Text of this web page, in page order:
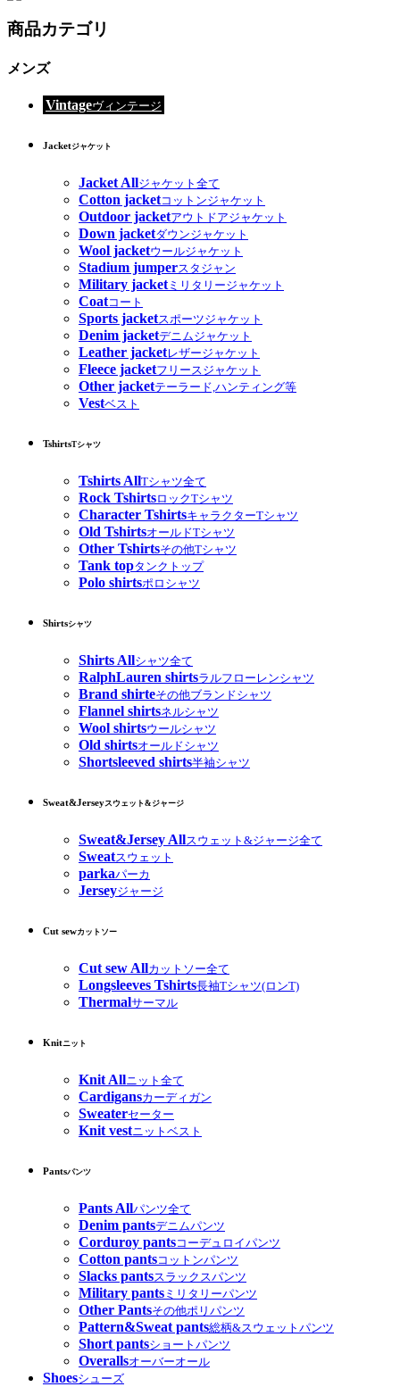
商品カテゴリ
メンズ
Vintageヴィンテージ
Jacketジャケット
Jacket Allジャケット全て
Cotton jacketコットンジャケット
Outdoor jacketアウトドアジャケット
Down jacketダウンジャケット
Wool jacketウールジャケット
Stadium jumperスタジャン
Military jacketミリタリージャケット
Coatコート
Sports jacketスポーツジャケット
Denim jacketデニムジャケット
Leather jacketレザージャケット
Fleece jacketフリースジャケット
Other jacketテーラード,ハンティング等
Vestベスト
TshirtsTシャツ
Tshirts AllTシャツ全て
Rock TshirtsロックTシャツ
Character TshirtsキャラクターTシャツ
Old TshirtsオールドTシャツ
Other Tshirtsその他Tシャツ
Tank topタンクトップ
Polo shirtsポロシャツ
Shirtsシャツ
Shirts Allシャツ全て
RalphLauren shirtsラルフローレンシャツ
Brand shirteその他ブランドシャツ
Flannel shirtsネルシャツ
Wool shirtsウールシャツ
Old shirtsオールドシャツ
Shortsleeved shirts半袖シャツ
Sweat&Jerseyスウェット&ジャージ
Sweat&Jersey Allスウェット&ジャージ全て
Sweatスウェット
parkaパーカ
Jerseyジャージ
Cut sewカットソー
Cut sew Allカットソー全て
Longsleeves Tshirts長袖Tシャツ(ロンT)
Thermalサーマル
Knitニット
Knit Allニット全て
Cardigansカーディガン
Sweaterセーター
Knit vestニットベスト
Pantsパンツ
Pants Allパンツ全て
Denim pantsデニムパンツ
Corduroy pantsコーデュロイパンツ
Cotton pantsコットンパンツ
Slacks pantsスラックスパンツ
Military pants ミリタリーパンツ
Other Pantsその他ポリパンツ
Pattern&Sweat pants総柄&スウェットパンツ
Short pantsショートパンツ
Overallsオーバーオール
Shoesシューズ